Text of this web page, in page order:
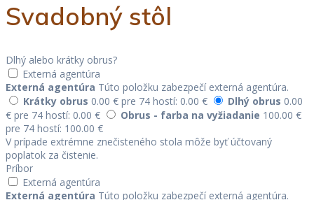
Svadobný stôl
Dlhý alebo krátky obrus?
Externá agentúra
Externá agentúra Túto položku zabezpečí externá agentúra.
Krátky obrus 0.00 € pre 74 hostí: 0.00 € Dlhý obrus 0.00
€ pre 74 hostí: 0.00 € Obrus - farba na vyžiadanie 100.00 €
pre 74 hostí: 100.00 €
V prípade extrémne znečisteného stola môže byť účtovaný
poplatok za čistenie.
Príbor
Externá agentúra
Externá agentúra Túto položku zabezpečí externá agentúra.